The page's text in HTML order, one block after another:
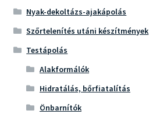
Nyak-dekoltázs-ajakápolás
Szőrtelenítés utáni készítmények
Testápolás
Alakformálók
Hidratálás, bőrfiatalítás
Önbarnítók